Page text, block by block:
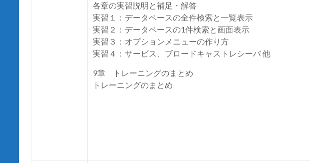
各章の実習説明と補足・解答
実習１：データベースの全件検索と一覧表示
実習２：データベースの1件検索と画面表示
実習３：オプションメニューの作り方
実習４：サービス、ブロードキャストレシーバ 他
9章 トレーニングのまとめ
トレーニングのまとめ